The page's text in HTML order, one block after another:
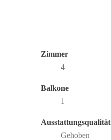
Zimmer
4
Balkone
1
Ausstattungsqualität
Gehoben